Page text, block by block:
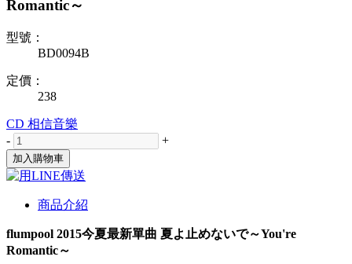
Romantic～
型號：
BD0094B
定價：
238
CD 相信音樂
-
+
加入購物車
商品介紹
flumpool 2015今夏最新單曲 夏よ止めないで～You're
Romantic～